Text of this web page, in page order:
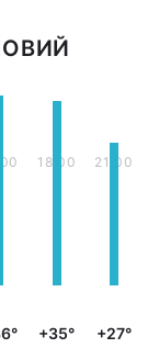
18:00
+35°
21:00
+27°